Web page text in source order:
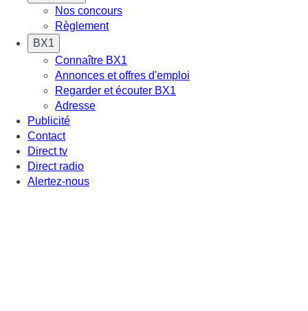
Nos concours
Règlement
BX1
Connaître BX1
Annonces et offres d'emploi
Regarder et écouter BX1
Adresse
Publicité
Contact
Direct tv
Direct radio
Alertez-nous